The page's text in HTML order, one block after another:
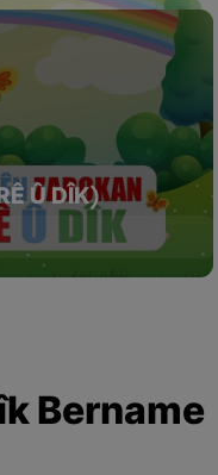
Û DÎK)
Bername